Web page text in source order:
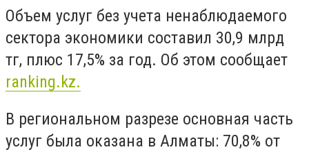
Объем услуг без учета ненаблюдаемого
сектора экономики составил 30,9 млрд
тг, плюс 17,5% за год. Об этом сообщает
ranking.kz.
В региональном разрезе основная часть
услуг была оказана в Алматы: 70,8% от